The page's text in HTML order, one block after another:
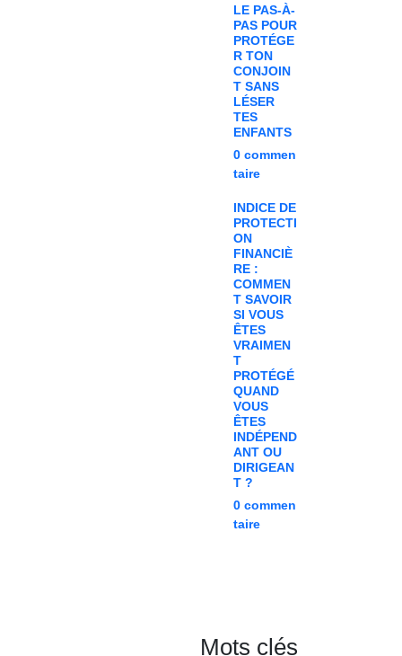
LE PAS-À-
PAS POUR
PROTÉGE
R TON
CONJOIN
T SANS
LÉSER
TES
ENFANTS
0 commen
taire
INDICE DE
PROTECTI
ON
FINANCIÈ
RE :
COMMEN
T SAVOIR
SI VOUS
ÊTES
VRAIMEN
T
PROTÉGÉ
QUAND
VOUS
ÊTES
INDÉPEND
ANT OU
DIRIGEAN
T ?
0 commen
taire
Mots clés